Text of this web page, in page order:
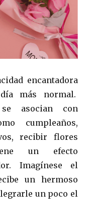
encantadora
más normal.
se asocian con
cumpleaños,
recibir flores
un efecto
Imagínese el
un hermoso
un poco el